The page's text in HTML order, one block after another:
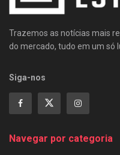
Trazemos as notícias mais
do mercado, tudo em um só
Siga-nos
Navegar por categoria